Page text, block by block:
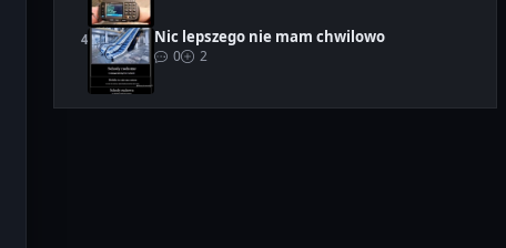
Nic lepszego nie mam chwilowo
0 2